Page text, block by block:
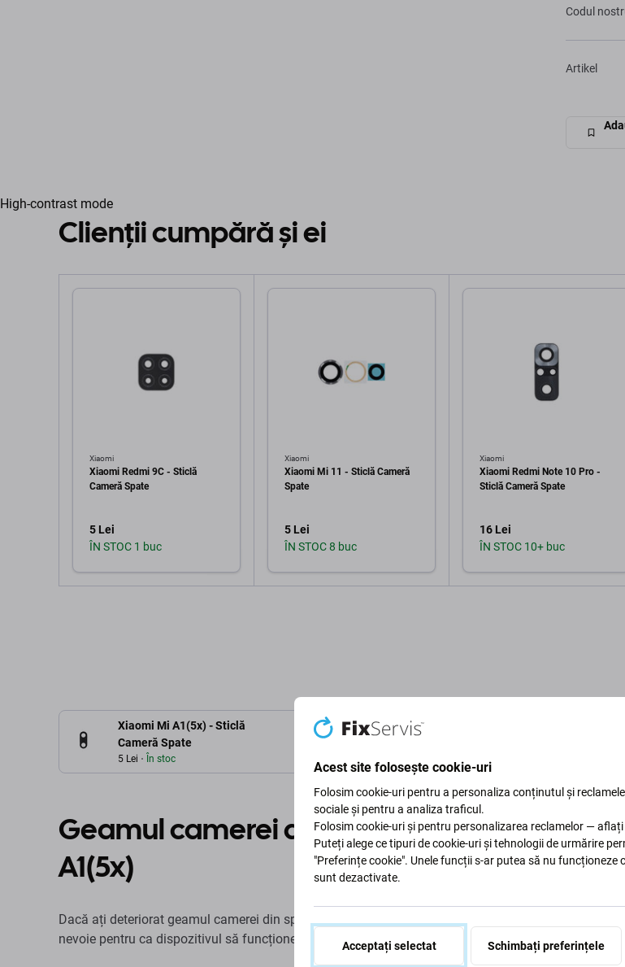
Codul
Artikel
High-contrast mode
Clienții cumpără și ei
Xiaomi
Xiaomi Redmi 9C - Sticlă
Cameră Spate
5 Lei
ÎN STOC 1 buc
Xiaomi
Xiaomi Mi 11 - Sticlă Cameră
Spate
5 Lei
ÎN STOC 8 buc
Xiaomi
Xiaomi Redmi Note 10 Pro -
Sticlă Cameră Spate
16 Lei
ÎN STOC 10+ buc
Xiaomi Mi A1(5x) - Sticlă
Cameră Spate
5 Lei În stoc
Geamul camerei din spate pentru Xiaomi
A1(5x)
Dacă ați deteriorat geamul camerei din spate de pe Xiaomi Mi A1(5x) , aceasta este piesa de care
nevoie pentru ca dispozitivul să funcționeze din nou și fără deteriorare.
Acest site folosește cookie-uri
Folosim cookie-uri pentru a personaliza conținutul și
sociale și pentru a analiza traficul.
Folosim cookie-uri și pentru personalizarea reclamelor —
Puteți alege ce tipuri de cookie-uri și tehnologii de urmărire
"Preferințe cookie". Unele funcții s-ar putea să nu funcționeze
sunt dezactivate.
Acceptați selectat Schimbați preferințele